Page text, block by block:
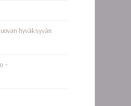
hyväksyvän
–